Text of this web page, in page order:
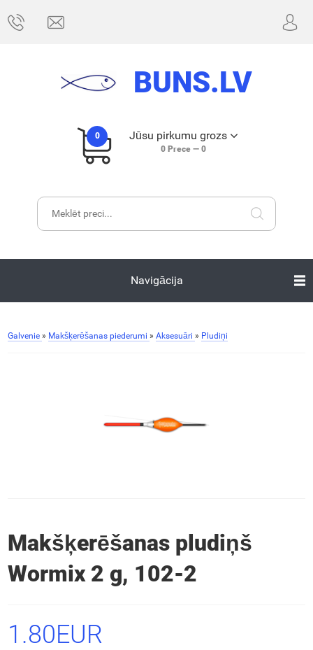
BUNS.LV
0 Jūsu pirkumu grozs
0Prece — 0
Navigācija
Galvenie » Makšķerēšanas piederumi » Aksesuāri » Pludiņi
Makšķerēšanas pludiņš
Wormix 2 g, 102-2
1.80EUR